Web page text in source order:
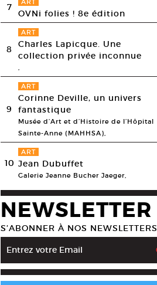
7 ART
OVNi folies ! 8e édition
8
ART
Charles Lapicque. Une
collection privée inconnue
,
9
ART
Corinne Deville, un univers
fantastique
Musée d’Art et d’Histoire de l’Hôpital
Sainte-Anne (MAHHSA),
10
ART
Jean Dubuffet
Galerie Jeanne Bucher Jaeger,
NEWSLETTER
S’ABONNER À NOS NEWSLETTERS